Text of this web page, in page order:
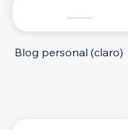
Blog personal (claro)